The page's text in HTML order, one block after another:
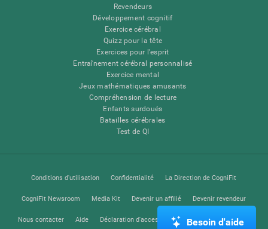
Revendeurs
Développement cognitif
Exercice cérébral
Quizz pour la tête
Exercices pour l'esprit
Entraînement cérébral personnalisé
Exercice mental
Jeux mathématiques amusants
Compréhension de lecture
Enfants surdoués
Batailles cérébrales
Test de QI
Conditions d'utilisation Confidentialité La Direction de CogniFit
CogniFit Newsroom Media Kit Devenir un affilié Devenir revendeur
Nous contacter Aide Déclaration d'accessibilité Centre de Confiance
Besoin d'aide